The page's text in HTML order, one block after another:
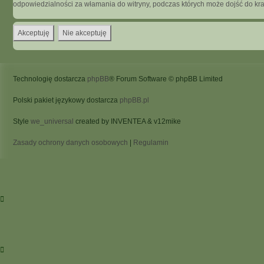
odpowiedzialności za włamania do witryny, podczas których może dojść do
Technologię dostarcza phpBB® Forum Software © phpBB Limited
Polski pakiet językowy dostarcza phpBB.pl
Style we_universal created by INVENTEA & v12mike
Zasady ochrony danych osobowych | Regulamin